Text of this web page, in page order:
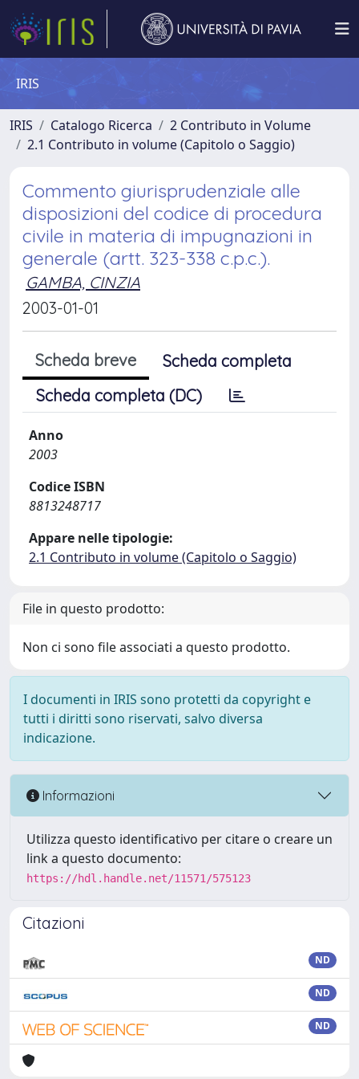
IRIS
IRIS Catalogo Ricerca
2 Contributo in Volume
2.1 Contributo in volume (Capitolo o Saggio)
Commento giurisprudenziale alle
disposizioni del codice di procedura
civile in materia di impugnazioni in
generale (artt. 323-338 c.p.c.).
GAMBA, CINZIA
2003-01-01
Scheda breve
Scheda completa
Scheda completa (DC)
Anno
2003
Codice ISBN
8813248717
Appare nelle tipologie:
2.1 Contributo in volume (Capitolo o Saggio)
File in questo prodotto:
Non ci sono file associati a questo prodotto.
I documenti in IRIS sono protetti da copyright e
tutti i diritti sono riservati, salvo diversa
indicazione.
Informazioni
Utilizza questo identificativo per citare o creare un
link a questo documento:
https://hdl.handle.net/11571/575123
Citazioni
ND
ND
ND